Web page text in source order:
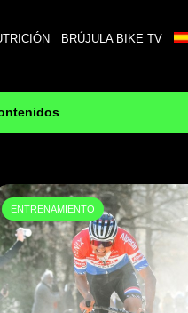
BRÚJULA BIKE TV
ENTRENAMIENTO